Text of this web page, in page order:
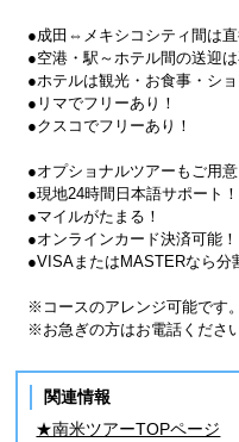
●成田⇔メキシコシティ間は直
●空港・駅～ホテル間の送迎は
●ホテルは観光・お食事・シ
●リマでフリーあり！
●クスコでフリーあり！
●オプショナルツアーもご用
●現地24時間日本語サポート！
●マイルがたまる！
●オンラインカード決済可能！
●VISAまたはMASTERなら分
※コースのアレンジ可能です
※お急ぎの方はお電話ください
関連情報
★南米ツアーTOPページ